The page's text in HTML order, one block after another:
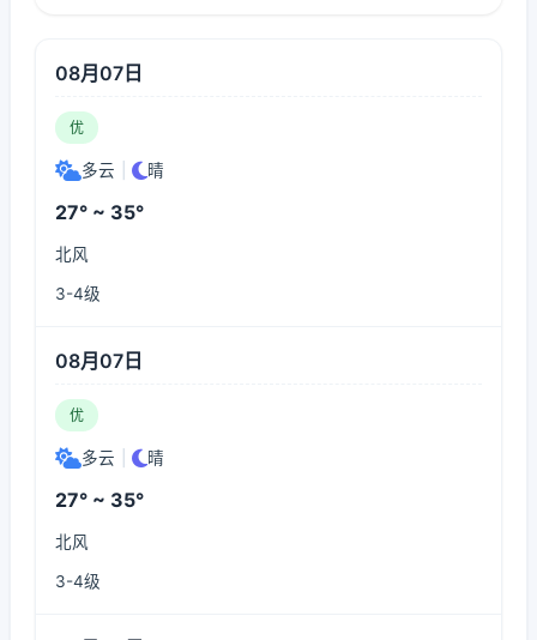
08月07日
优
多云 晴
27° ~ 35°
北风
3-4级
08月07日
优
多云 晴
27° ~ 35°
北风
3-4级